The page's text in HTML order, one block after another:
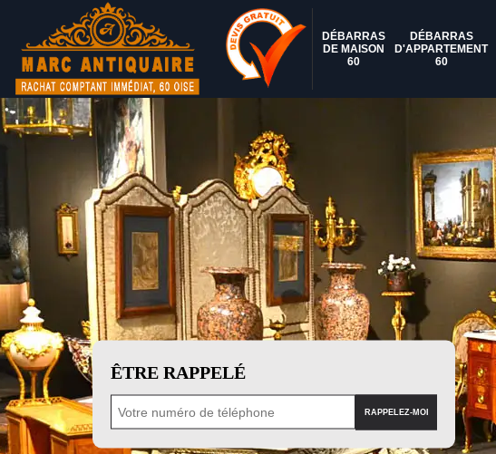
DÉBARRAS
DE MAISON
60
DÉBARRAS
D'APPARTEMENT
60
ÊTRE RAPPELÉ